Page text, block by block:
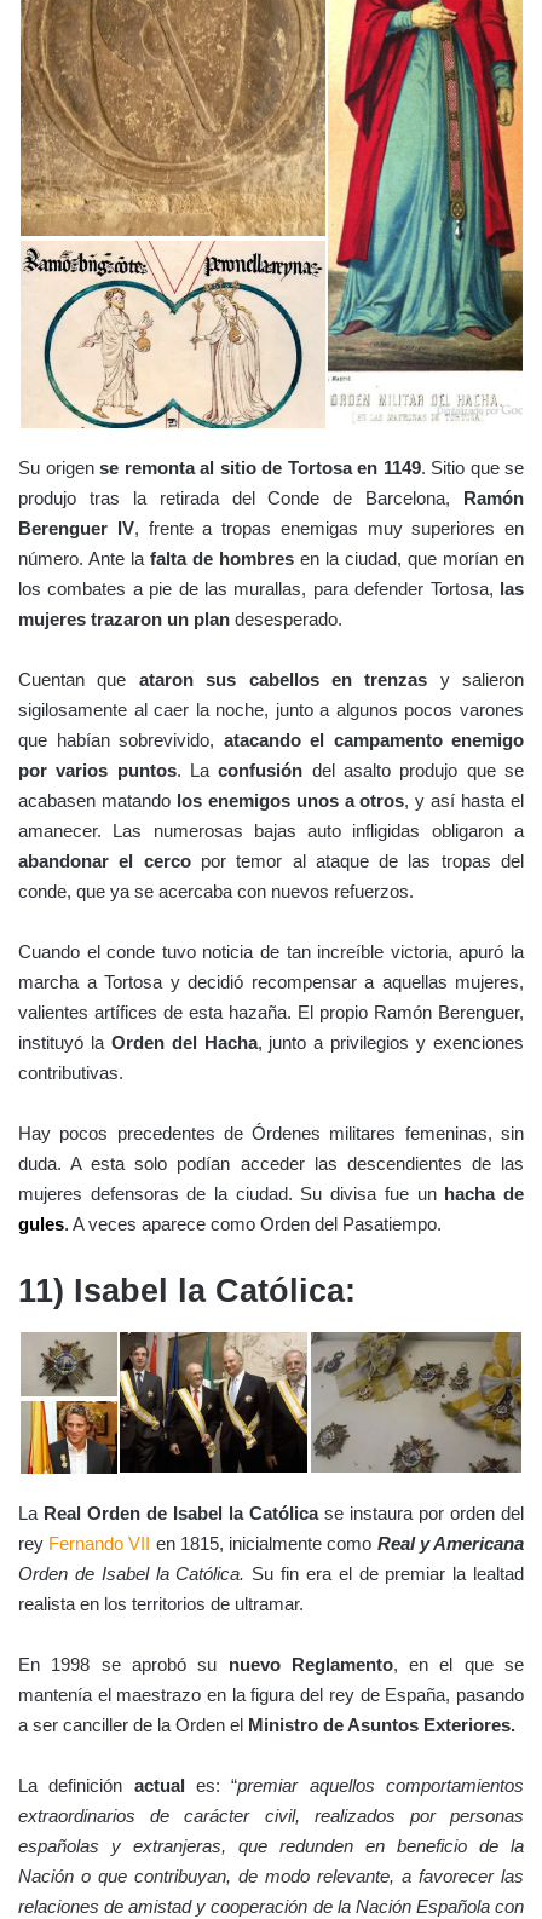
Su origen se remonta al sitio de Tortosa en 1149. Sitio que se
produjo tras la retirada del Conde de Barcelona, Ramón
Berenguer IV, frente a tropas enemigas muy superiores en
número. Ante la falta de hombres en la ciudad, que morían en
los combates a pie de las murallas, para defender Tortosa, las
mujeres trazaron un plan desesperado.
Cuentan que ataron sus cabellos en trenzas y salieron
sigilosamente al caer la noche, junto a algunos pocos varones
que habían sobrevivido, atacando el campamento enemigo
por varios puntos. Laconfusión del asalto produjo que se
acabasen matandolos enemigos unos a otros, y así hasta el
amanecer. Las numerosas bajas auto infligidas obligaron a
abandonar el cercopor temor al ataque de las tropas del
conde, que ya se acercaba con nuevos refuerzos.
Cuando el conde tuvo noticia de tan increíble victoria, apuró la
marcha a Tortosa y decidió recompensar a aquellas mujeres,
valientes artífices de esta hazaña. El propio Ramón Berenguer,
instituyó la Orden del Hacha, junto a privilegios y exenciones
contributivas.
Hay pocos precedentes de Órdenes militares femeninas, sin
duda. A esta solo podían acceder las descendientes de las
mujeres defensoras de la ciudad. Su divisa fue un hacha de
gules. A veces aparece como Orden del Pasatiempo.
11) Isabel la Católica:
La Real Orden de Isabel la Católicase instaura por orden del
rey Fernando VII en 1815, inicialmente como Real y Americana
Orden de Isabel la Católica. Su fin era el de premiar la lealtad
realista en los territorios de ultramar.
En 1998 se aprobó su nuevo Reglamento, en el que se
mantenía el maestrazo en la figura del rey de España, pasando
a ser canciller de la Orden el Ministro de Asuntos Exteriores.
La definición actual es: “premiar aquellos comportamientos
extraordinarios de carácter civil, realizados por personas
españolas y extranjeras, que redunden en beneficio de la
Nación o que contribuyan, de modo relevante, a favorecer las
relaciones de amistad y cooperación de la Nación Española con